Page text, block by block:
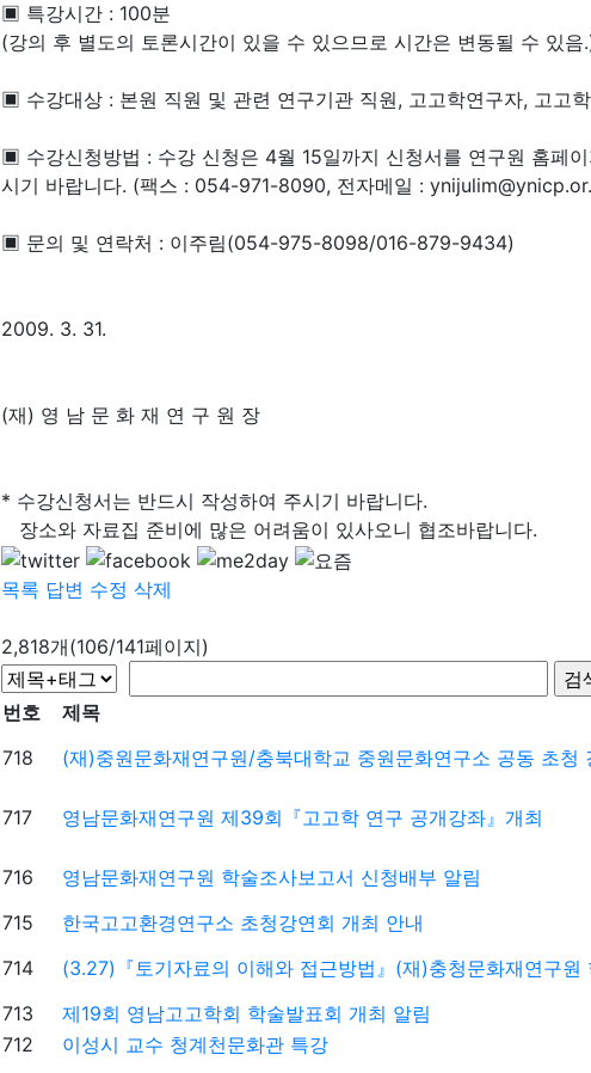
▣ 특강시간 : 100분
(강의 후 별도의 토론시간이 있을 수 있으므로 시간은 변동될 수 있음
▣ 수강대상 : 본원 직원 및 관련 연구기관 직원, 고고학연구자, 고고
▣ 수강신청방법 : 수강 신청은 4월 15일까지 신청서를 연구원 홈페
시기 바랍니다. (팩스 : 054-971-8090, 전자메일 :
▣ 문의 및 연락처 : 이주림(054-975-8098/016-879-9434)
2009. 3. 31.
(재) 영 남 문 화 재 연 구 원 장
* 수강신청서는 반드시 작성하여 주시기 바랍니다.
장소와 자료집 준비에 많은 어려움이 있사오니 협조바랍니다.
목록 답변 수정 삭제
2,818개(106/141페이지)
번호 제목
718
(재)중원문화재연구원/충북대학교 중원문화연구소 공동 초청
717 영남문화재연구원 제39회『고고학 연구 공개강좌』개최
716 영남문화재연구원 학술조사보고서 신청배부 알림
715
한국고고환경연구소 초청강연회 개최 안내
714
(3.27)『토기자료의 이해와 접근방법』(재)충청문화재연구원
713
제19회 영남고고학회 학술발표회 개최 알림
712
이성시 교수 청계천문화관 특강